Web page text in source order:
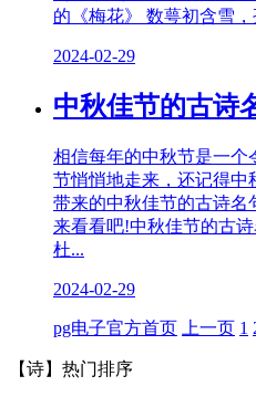
的《梅花》 数萼初含雪
2024-02-29
中秋佳节的古诗
相信每年的中秋节是一个
节悄悄地走来，还记得中
带来的中秋佳节的古诗名
来看看吧!中秋佳节的古
杜...
2024-02-29
pg电子官方首页 上一页 1
【诗】 热门排序